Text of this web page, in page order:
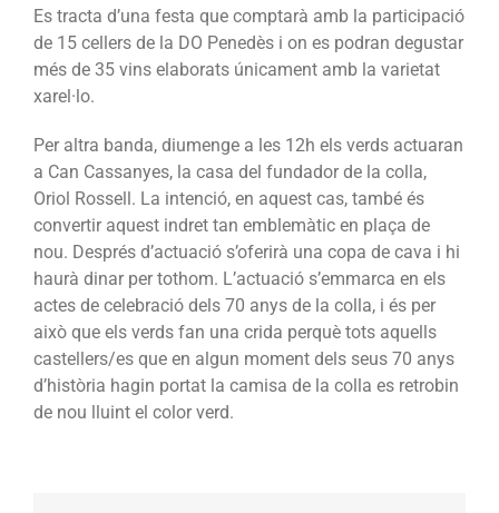
Es tracta d’una festa que comptarà amb la participació
de 15 cellers de la DO Penedès i on es podran degustar
més de 35 vins elaborats únicament amb la varietat
xarel·lo.
Per altra banda, diumenge a les 12h els verds actuaran
a Can Cassanyes, la casa del fundador de la colla,
Oriol Rossell. La intenció, en aquest cas, també és
convertir aquest indret tan emblemàtic en plaça de
nou. Després d’actuació s’oferirà una copa de cava i hi
haurà dinar per tothom. L’actuació s’emmarca en els
actes de celebració dels 70 anys de la colla, i és per
això que els verds fan una crida perquè tots aquells
castellers/es que en algun moment dels seus 70 anys
d’història hagin portat la camisa de la colla es retrobin
de nou lluint el color verd.